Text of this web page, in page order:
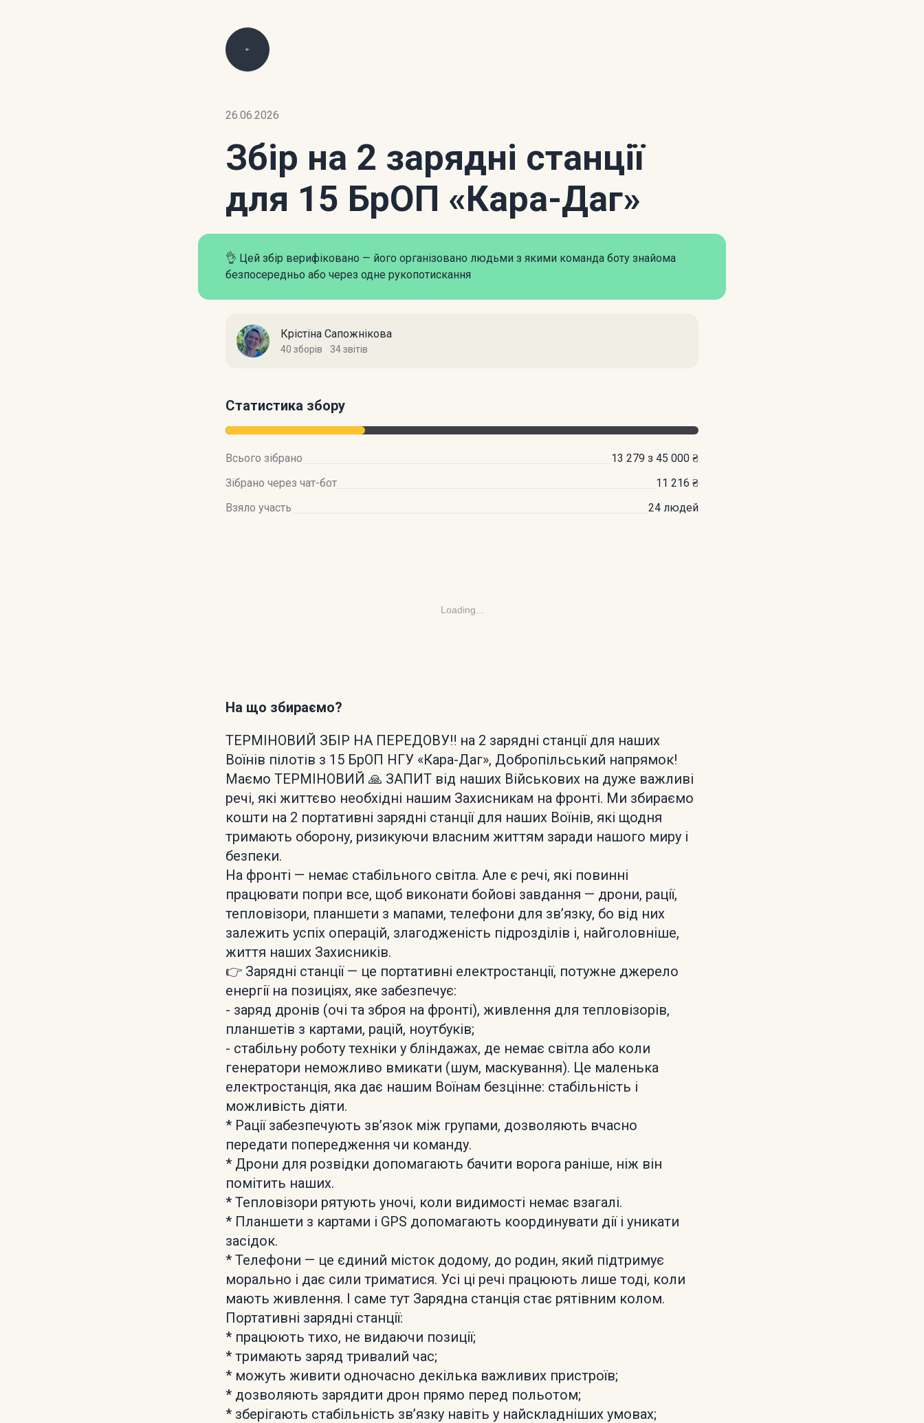
26.06.2026
Збір на 2 зарядні станції
для 15 БрОП «Кара-Даг»
👌 Цей збір верифіковано — його організовано людьми з якими команда боту знайома
безпосередньо або через одне рукопотискання
Крістіна Сапожнікова
40 зборів 34 звітів
Статистика збору
Всього зібрано
13 279 з 45 000 ₴
Зібрано через чат-бот
11 216 ₴
Взяло участь
24 людей
Loading...
На що збираємо?
ТЕРМІНОВИЙ ЗБІР НА ПЕРЕДОВУ‼️ на 2 зарядні станції для наших
Воїнів пілотів з 15 БрОП НГУ «Кара-Даг», Добропільський напрямок!
Маємо ТЕРМІНОВИЙ 🙏 ЗАПИТ від наших Військових на дуже важливі
речі, які життєво необхідні нашим Захисникам на фронті. Ми збираємо
кошти на 2 портативні зарядні станції для наших Воїнів, які щодня
тримають оборону, ризикуючи власним життям заради нашого миру і
безпеки.
На фронті — немає стабільного світла. Але є речі, які повинні
працювати попри все, щоб виконати бойові завдання — дрони, рації,
тепловізори, планшети з мапами, телефони для зв’язку, бо від них
залежить успіх операцій, злагодженість підрозділів і, найголовніше,
життя наших Захисників.
👉 Зарядні станції — це портативні електростанції, потужне джерело
енергії на позиціях, яке забезпечує:
- заряд дронів (очі та зброя на фронті), живлення для тепловізорів,
планшетів з картами, рацій, ноутбуків;
- стабільну роботу техніки у бліндажах, де немає світла або коли
генератори неможливо вмикати (шум, маскування). Це маленька
електростанція, яка дає нашим Воїнам безцінне: стабільність і
можливість діяти.
* Рації забезпечують зв’язок між групами, дозволяють вчасно
передати попередження чи команду.
* Дрони для розвідки допомагають бачити ворога раніше, ніж він
помітить наших.
* Тепловізори рятують уночі, коли видимості немає взагалі.
* Планшети з картами і GPS допомагають координувати дії і уникати
засідок.
* Телефони — це єдиний місток додому, до родин, який підтримує
морально і дає сили триматися. Усі ці речі працюють лише тоді, коли
мають живлення. І саме тут Зарядна станція стає рятівним колом.
Портативні зарядні станції:
* працюють тихо, не видаючи позиції;
* тримають заряд тривалий час;
* можуть живити одночасно декілька важливих пристроїв;
* дозволяють зарядити дрон прямо перед польотом;
* зберігають стабільність зв’язку навіть у найскладніших умовах;